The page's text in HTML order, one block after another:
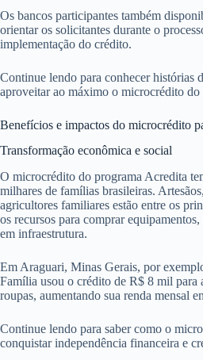
Os bancos participantes também
orientar os solicitantes durante o
implementação do crédito.
Continue lendo para conhecer histórias
aproveitar ao máximo o microcrédito
Benefícios e impactos do microcrédito
Transformação econômica e social
O microcrédito do programa Acredita
milhares de famílias brasileiras.
agricultores familiares estão entre os
os recursos para comprar
em infraestrutura.
Em Araguari, Minas Gerais, por
Família usou o crédito de R$ 8 mil para
roupas, aumentando sua renda mensal
Continue lendo para saber como o
conquistar independência financeira e